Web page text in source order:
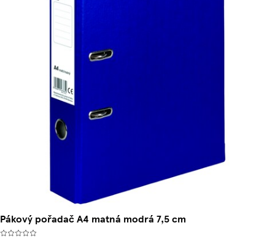
Pákový pořadač A4 matná modrá 7,5 cm